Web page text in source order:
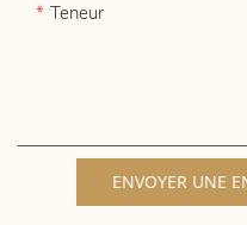
Teneur
ENVOYER UNE